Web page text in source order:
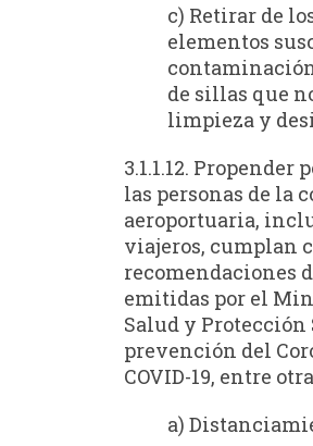
c) Retirar de
elementos
de sillas que
limpieza y
3.1.1.12. Propender
las personas de la
aeroportuaria,
viajeros, cumplan
recomendaciones
emitidas por el
Salud y Protección
prevención del
COVID-19, entre
a)